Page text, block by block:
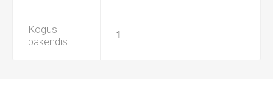
Kogus
pakendis
1